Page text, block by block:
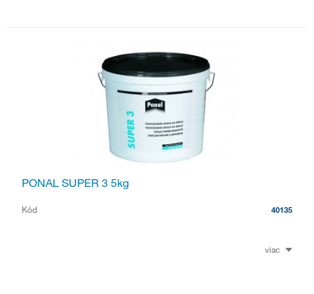
PONAL SUPER 3 5kg
Kód 40135
viac